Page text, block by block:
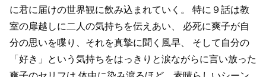
に君に届けの世界観に飲み込まれていく。
特に９話は教
室の扉越しに二人の気持ちを伝えあい、
必死に爽子が自
分の思いを喋り、それを真摯に聞く風早、
そして自分の
「好き」という気持ちをはっきりと涙ながらに言い放った